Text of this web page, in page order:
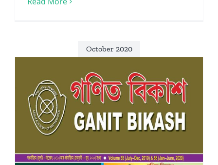
October 2020